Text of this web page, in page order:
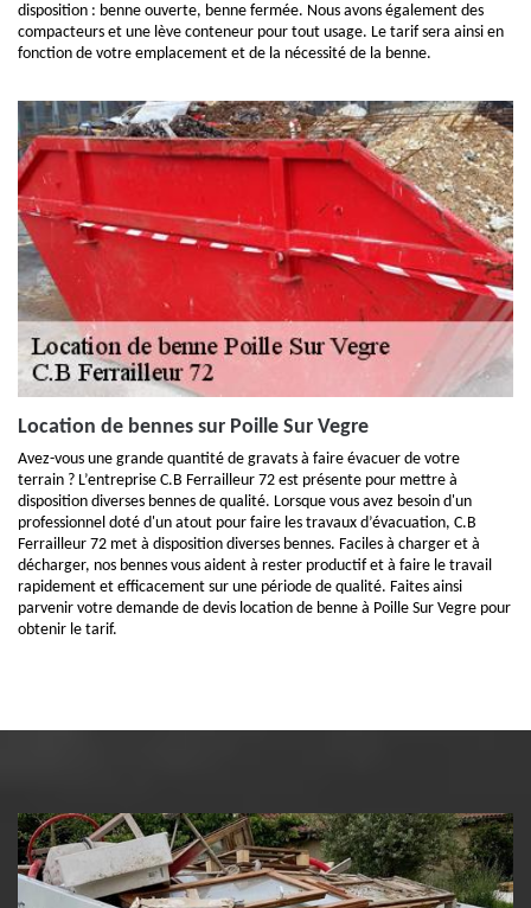
disposition : benne ouverte, benne fermée. Nous avons également des
compacteurs et une lève conteneur pour tout usage. Le tarif sera ainsi en
fonction de votre emplacement et de la nécessité de la benne.
Location de bennes sur Poille Sur Vegre
Avez-vous une grande quantité de gravats à faire évacuer de votre
terrain ? L’entreprise C.B Ferrailleur 72 est présente pour mettre à
disposition diverses bennes de qualité. Lorsque vous avez besoin d'un
professionnel doté d'un atout pour faire les travaux d’évacuation, C.B
Ferrailleur 72 met à disposition diverses bennes. Faciles à charger et à
décharger, nos bennes vous aident à rester productif et à faire le travail
rapidement et efficacement sur une période de qualité. Faites ainsi
parvenir votre demande de devis location de benne à Poille Sur Vegre pour
obtenir le tarif.